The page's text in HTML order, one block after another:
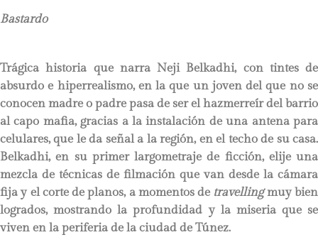
Bastardo
Trágica historia que narra Neji Belkadhi, con tintes de
absurdo e hiperrealismo, en la que un joven del que no se
conocen madre o padre pasa de ser el hazmerreír del barrio
al capo mafia, gracias a la instalación de una antena para
celulares, que le da señal a la región, en el techo de su casa.
Belkadhi, en su primer largometraje de ficción, elije una
mezcla de técnicas de filmación que van desde la cámara
fija y el corte de planos, a momentos de travellingmuy bien
logrados, mostrando la profundidad y la miseria que se
viven en la periferia de la ciudad de Túnez.